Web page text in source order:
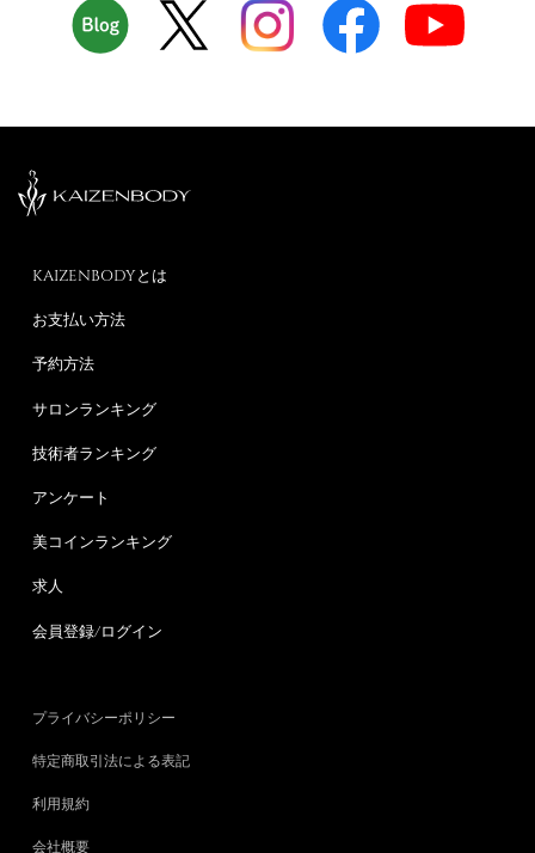
KAIZENBODYとは
お支払い方法
予約方法
サロンランキング
技術者ランキング
アンケート
美コインランキング
求人
会員登録/ログイン
プライバシーポリシー
特定商取引法による表記
利用規約
会社概要